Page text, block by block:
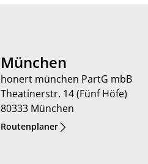
München
honert münchen PartG mbB
Theatinerstr. 14 (Fünf Höfe)
80333 München
Routenplaner